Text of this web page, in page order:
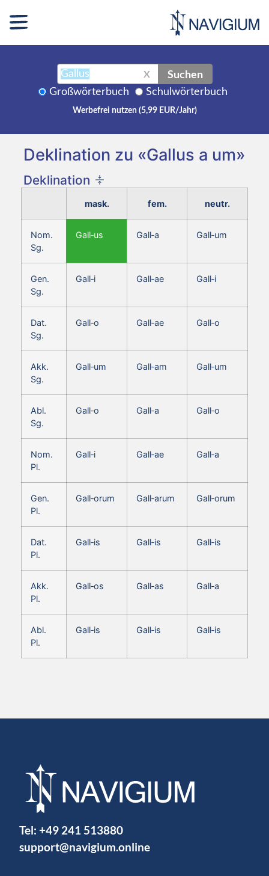
X Suchen
Großwörterbuch Schulwörterbuch
Werbefrei nutzen (5,99 EUR/Jahr)
Deklination zu «Gallus a um»
Deklination
mask. fem. neutr.
Nom.
Sg.
Gall‑us Gall‑a Gall‑um
Gen.
Sg.
Gall‑i Gall‑ae Gall‑i
Dat.
Sg.
Gall‑o Gall‑ae Gall‑o
Akk.
Sg.
Gall‑um Gall‑am Gall‑um
Abl.
Sg.
Gall‑o Gall‑a Gall‑o
Nom.
Pl.
Gall‑i Gall‑ae Gall‑a
Gen.
Pl.
Gall‑orum Gall‑arum Gall‑orum
Dat.
Pl.
Gall‑is Gall‑is Gall‑is
Akk.
Pl.
Gall‑os Gall‑as Gall‑a
Abl.
Pl.
Gall‑is Gall‑is Gall‑is
Tel: +49 241 513880
support@navigium.online